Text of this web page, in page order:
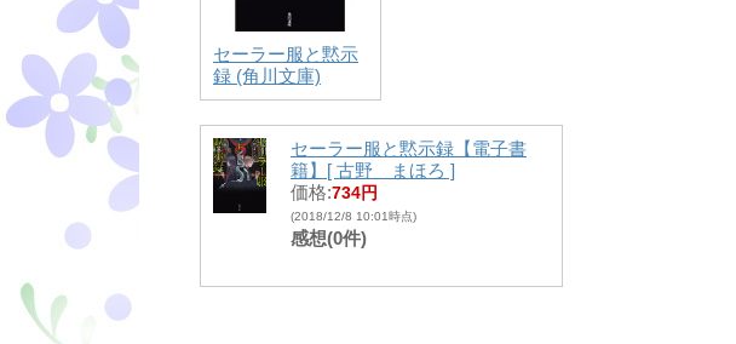
セーラー服と黙示
録 (角川文庫)
セーラー服と黙示録【電子書
籍】[ 古野 まほろ ]
価格:734円
(2018/12/8 10:01時点)
感想(0件)